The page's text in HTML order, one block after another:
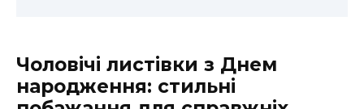
Чоловічі листівки з Днем
народження: стильні